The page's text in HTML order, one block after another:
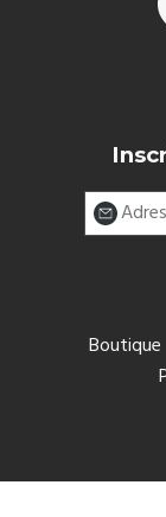
Boutique